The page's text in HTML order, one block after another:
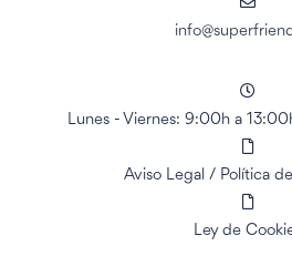
Lunes - Viernes: 9:00h a
Aviso Legal / Política
Ley de